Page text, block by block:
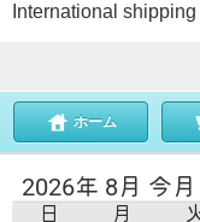
International
ホーム